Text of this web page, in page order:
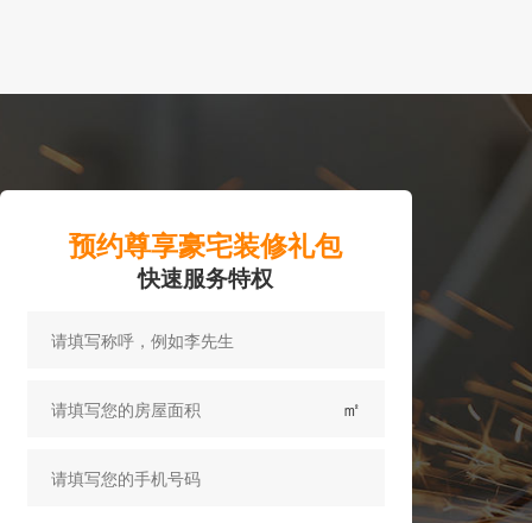
预约尊享豪宅装修礼包
快速服务特权
㎡